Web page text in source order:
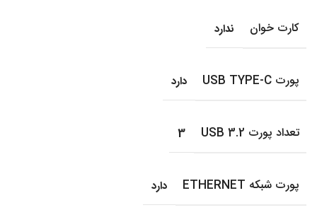
کارت خوان ندارد
پورت USB TYPE-C دارد
تعداد پورت USB 3.2 3
پورت شبکه ETHERNET دارد